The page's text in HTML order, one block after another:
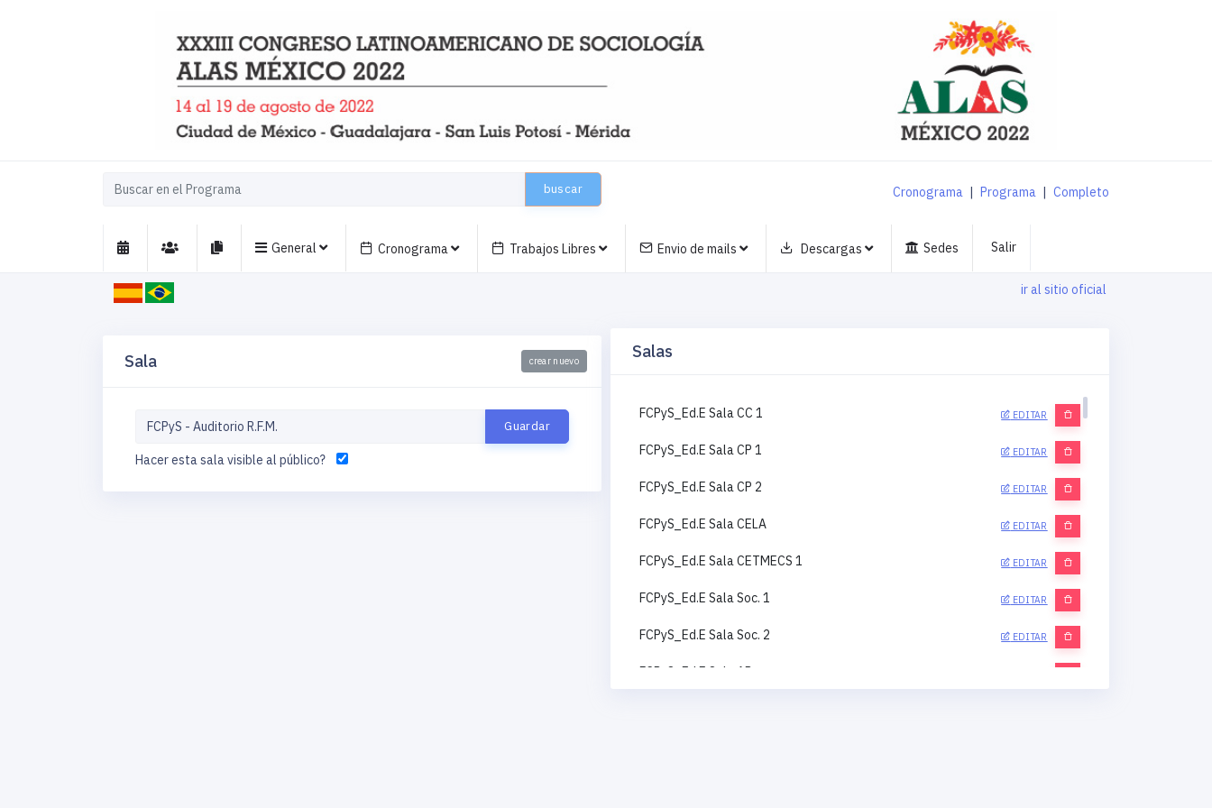
buscar Cronograma | Programa | Completo
General Cronograma Trabajos Libres Envio de mails Descargas Sedes Salir
ir al sitio oficial
Sala crear nuevo
Hacer esta sala visible al público?
Salas
FCPyS_Ed.E Sala CC 1 EDITAR
FCPyS_Ed.E Sala CP 1 EDITAR
FCPyS_Ed.E Sala CP 2 EDITAR
FCPyS_Ed.E Sala CELA EDITAR
FCPyS_Ed.E Sala CETMECS 1 EDITAR
FCPyS_Ed.E Sala Soc. 1 EDITAR
FCPyS_Ed.E Sala Soc. 2 EDITAR
FCPyS_Ed.E Sala AP